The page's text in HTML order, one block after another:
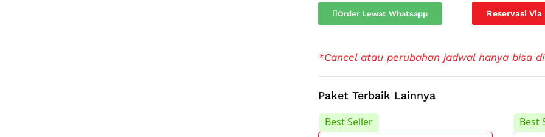
Order Lewat Whatsapp Reservasi Via
*Cancel atau perubahan jadwal hanya bisa
Paket Terbaik Lainnya
Best Seller Best